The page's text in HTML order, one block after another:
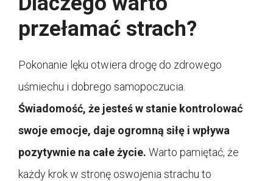
przełamać strach?
Pokonanie lęku otwiera drogę do zdrowego
uśmiechu i dobrego samopoczucia.
Świadomość, że jesteś w stanie kontrolować
swoje emocje, daje ogromną siłę i wpływa
pozytywnie na całe życie. Warto pamiętać, że
każdy krok w stronę oswojenia strachu to